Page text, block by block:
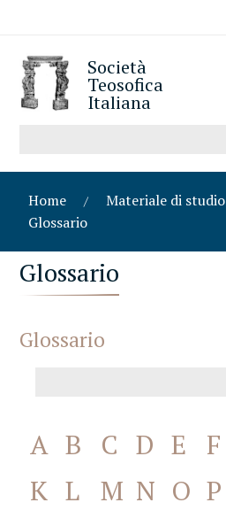
Società
Teosofica
Italiana
Home Materiale di studio
Glossario
Glossario
Glossario
A B C D E F
K L M N O P